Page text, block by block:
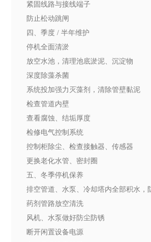
紧固线路与接线端子
防止松动跳闸
四、季度 / 半年维护
停机全面清淤
放空水池，清理池底淤泥、沉淀物
深度除藻杀菌
系统投加强力灭藻剂，清除管壁黏泥
检查管道内壁
查看腐蚀、结垢厚度
检修电气控制系统
控制柜除尘、检查接触器、传感器
更换老化水管、密封圈
五、冬季停机保养
排空管道、水泵、冷却塔内全部积水，
药剂管路放空清洗
风机、水泵做好防尘防锈
断开闲置设备电源